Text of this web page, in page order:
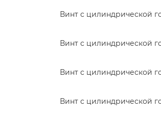
Винт с цилиндрической
Винт с цилиндрической
Винт с цилиндрической
Винт с цилиндрической